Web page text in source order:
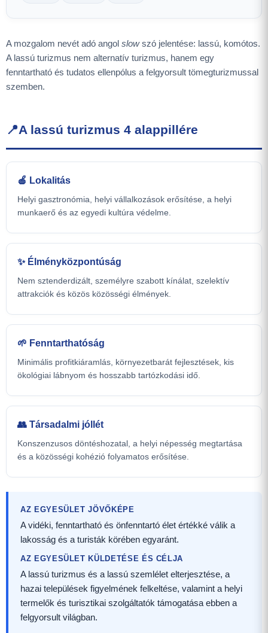
A mozgalom nevét adó angol slowszó jelentése: lassú, komótos.
A lassú turizmus nem alternatív turizmus, hanem egy
fenntartható és tudatos ellenpólus a felgyorsult tömegturizmussal
szemben.
📍A lassú turizmus 4 alappillére
🍎 Lokalitás
Helyi gasztronómia, helyi vállalkozások erősítése, a helyi
munkaerő és az egyedi kultúra védelme.
✨ Élményközpontúság
Nem sztenderdizált, személyre szabott kínálat, szelektív
attrakciók és közös közösségi élmények.
🌱 Fenntarthatóság
Minimális profitkiáramlás, környezetbarát fejlesztések, kis
ökológiai lábnyom és hosszabb tartózkodási idő.
👥 Társadalmi jóllét
Konszenzusos döntéshozatal, a helyi népesség megtartása
és a közösségi kohézió folyamatos erősítése.
AZ EGYESÜLET JÖVŐKÉPE
A vidéki, fenntartható és önfenntartó élet értékké válik a
lakosság és a turisták körében egyaránt.
AZ EGYESÜLET KÜLDETÉSE ÉS CÉLJA
A lassú turizmus és a lassú szemlélet elterjesztése, a
hazai települések figyelmének felkeltése, valamint a helyi
termelők és turisztikai szolgáltatók támogatása ebben a
felgyorsult világban.